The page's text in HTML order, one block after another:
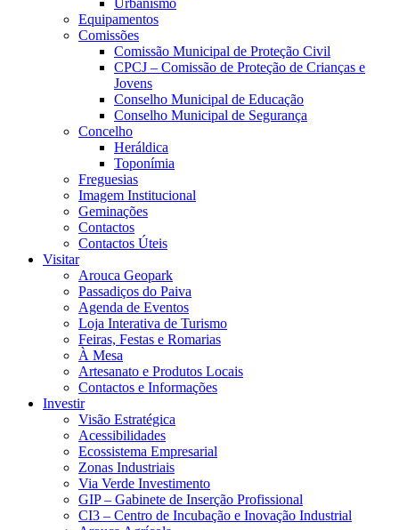
Urbanismo
Equipamentos
Comissões
Comissão Municipal de Proteção Civil
CPCJ – Comissão de Proteção de Crianças e
Jovens
Conselho Municipal de Educação
Conselho Municipal de Segurança
Concelho
Heráldica
Toponímia
Freguesias
Imagem Institucional
Geminações
Contactos
Contactos Úteis
Visitar
Arouca Geopark
Passadiços do Paiva
Agenda de Eventos
Loja Interativa de Turismo
Feiras, Festas e Romarias
À Mesa
Artesanato e Produtos Locais
Contactos e Informações
Investir
Visão Estratégica
Acessibilidades
Ecossistema Empresarial
Zonas Industriais
Via Verde Investimento
GIP – Gabinete de Inserção Profissional
CI3 – Centro de Incubação e Inovação Industrial